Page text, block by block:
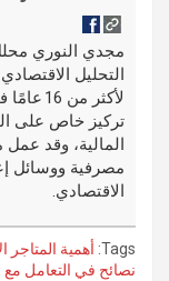
bl
r
n
مجدي النوري
التحليل
لأكثر
تركيز خاص على
المالية، وقد
مصرفية ووسائل
الاقتصادي.
Tags: أهمية المتاجر
نصائح في التعامل مع